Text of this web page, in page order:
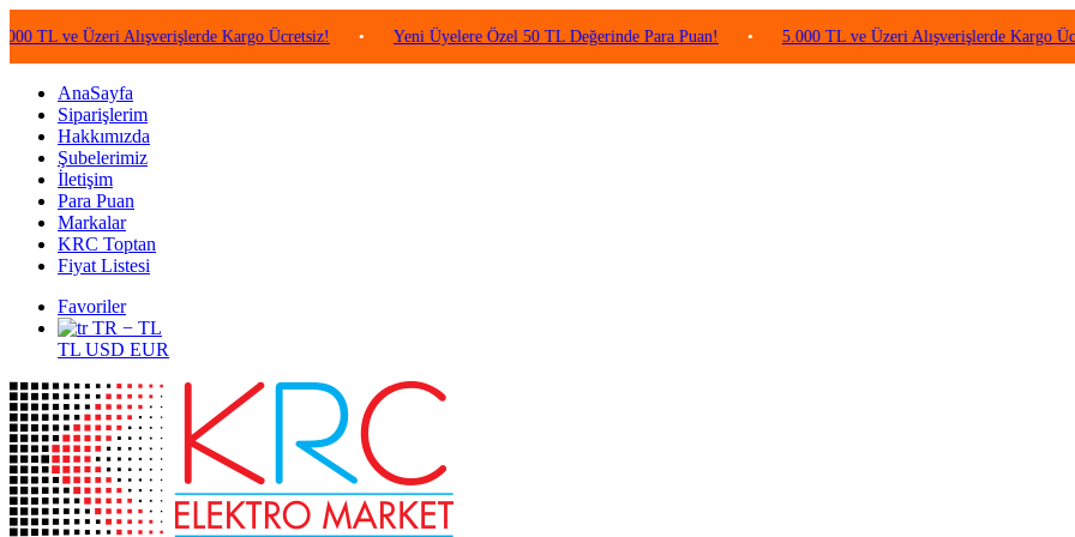
Üzeri Alışverişlerde Kargo Ücretsiz! • Yeni Üyelere Özel 50 TL Değerinde Para Puan! • 5.000 TL ve Üzeri Alışverişlerde Kargo Ücretsiz!
AnaSayfa
Siparişlerim
Hakkımızda
Şubelerimiz
İletişim
Para Puan
Markalar
KRC Toptan
Fiyat Listesi
Favoriler
TR − TL
TL USD EUR